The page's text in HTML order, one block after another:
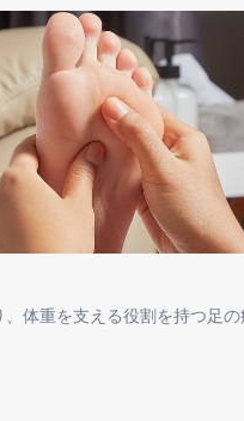
体重を支える役割を持つ足